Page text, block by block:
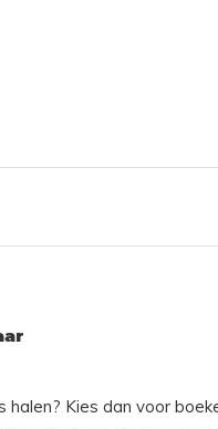
halen? Kies dan voor